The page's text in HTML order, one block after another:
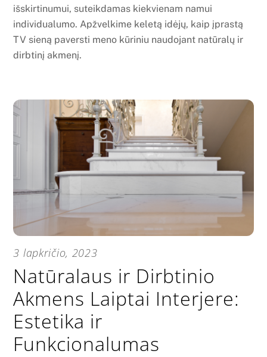
išskirtinumui, suteikdamas kiekvienam namui
individualumo. Apžvelkime keletą idėjų, kaip įprastą
TV sieną paversti meno kūriniu naudojant natūralų ir
dirbtinį akmenį.
3 lapkričio, 2023
Natūralaus ir Dirbtinio
Akmens Laiptai Interjere:
Estetika ir
Funkcionalumas